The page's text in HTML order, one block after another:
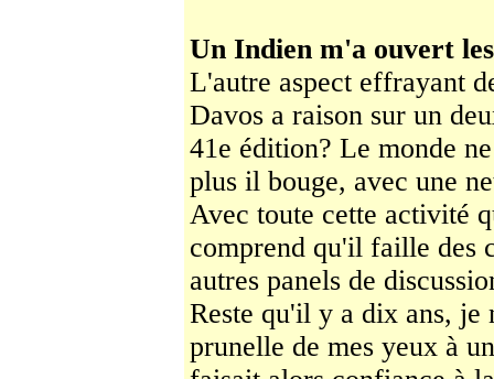
Un Indien m'a ouvert
L'autre aspect effrayant
Davos a raison sur un
41e édition? Le monde
plus il bouge, avec une
Avec toute cette activité
comprend qu'il faille des
autres panels de
Reste qu'il y a dix ans, je
prunelle de mes yeux à